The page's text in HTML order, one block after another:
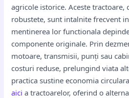
agricole istorice. Aceste tractoare,
robustete, sunt intalnite frecvent
mentinerea lor functionala
componente originale. Prin
motoare, transmisii, punți sau
costuri reduse, prelungind viata
practica sustine economia
aici a tractoarelor, oferind o